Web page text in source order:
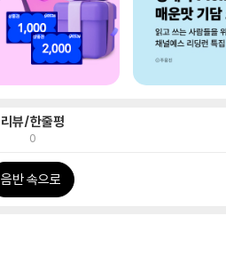
리뷰/한줄평
0
음반 속으로